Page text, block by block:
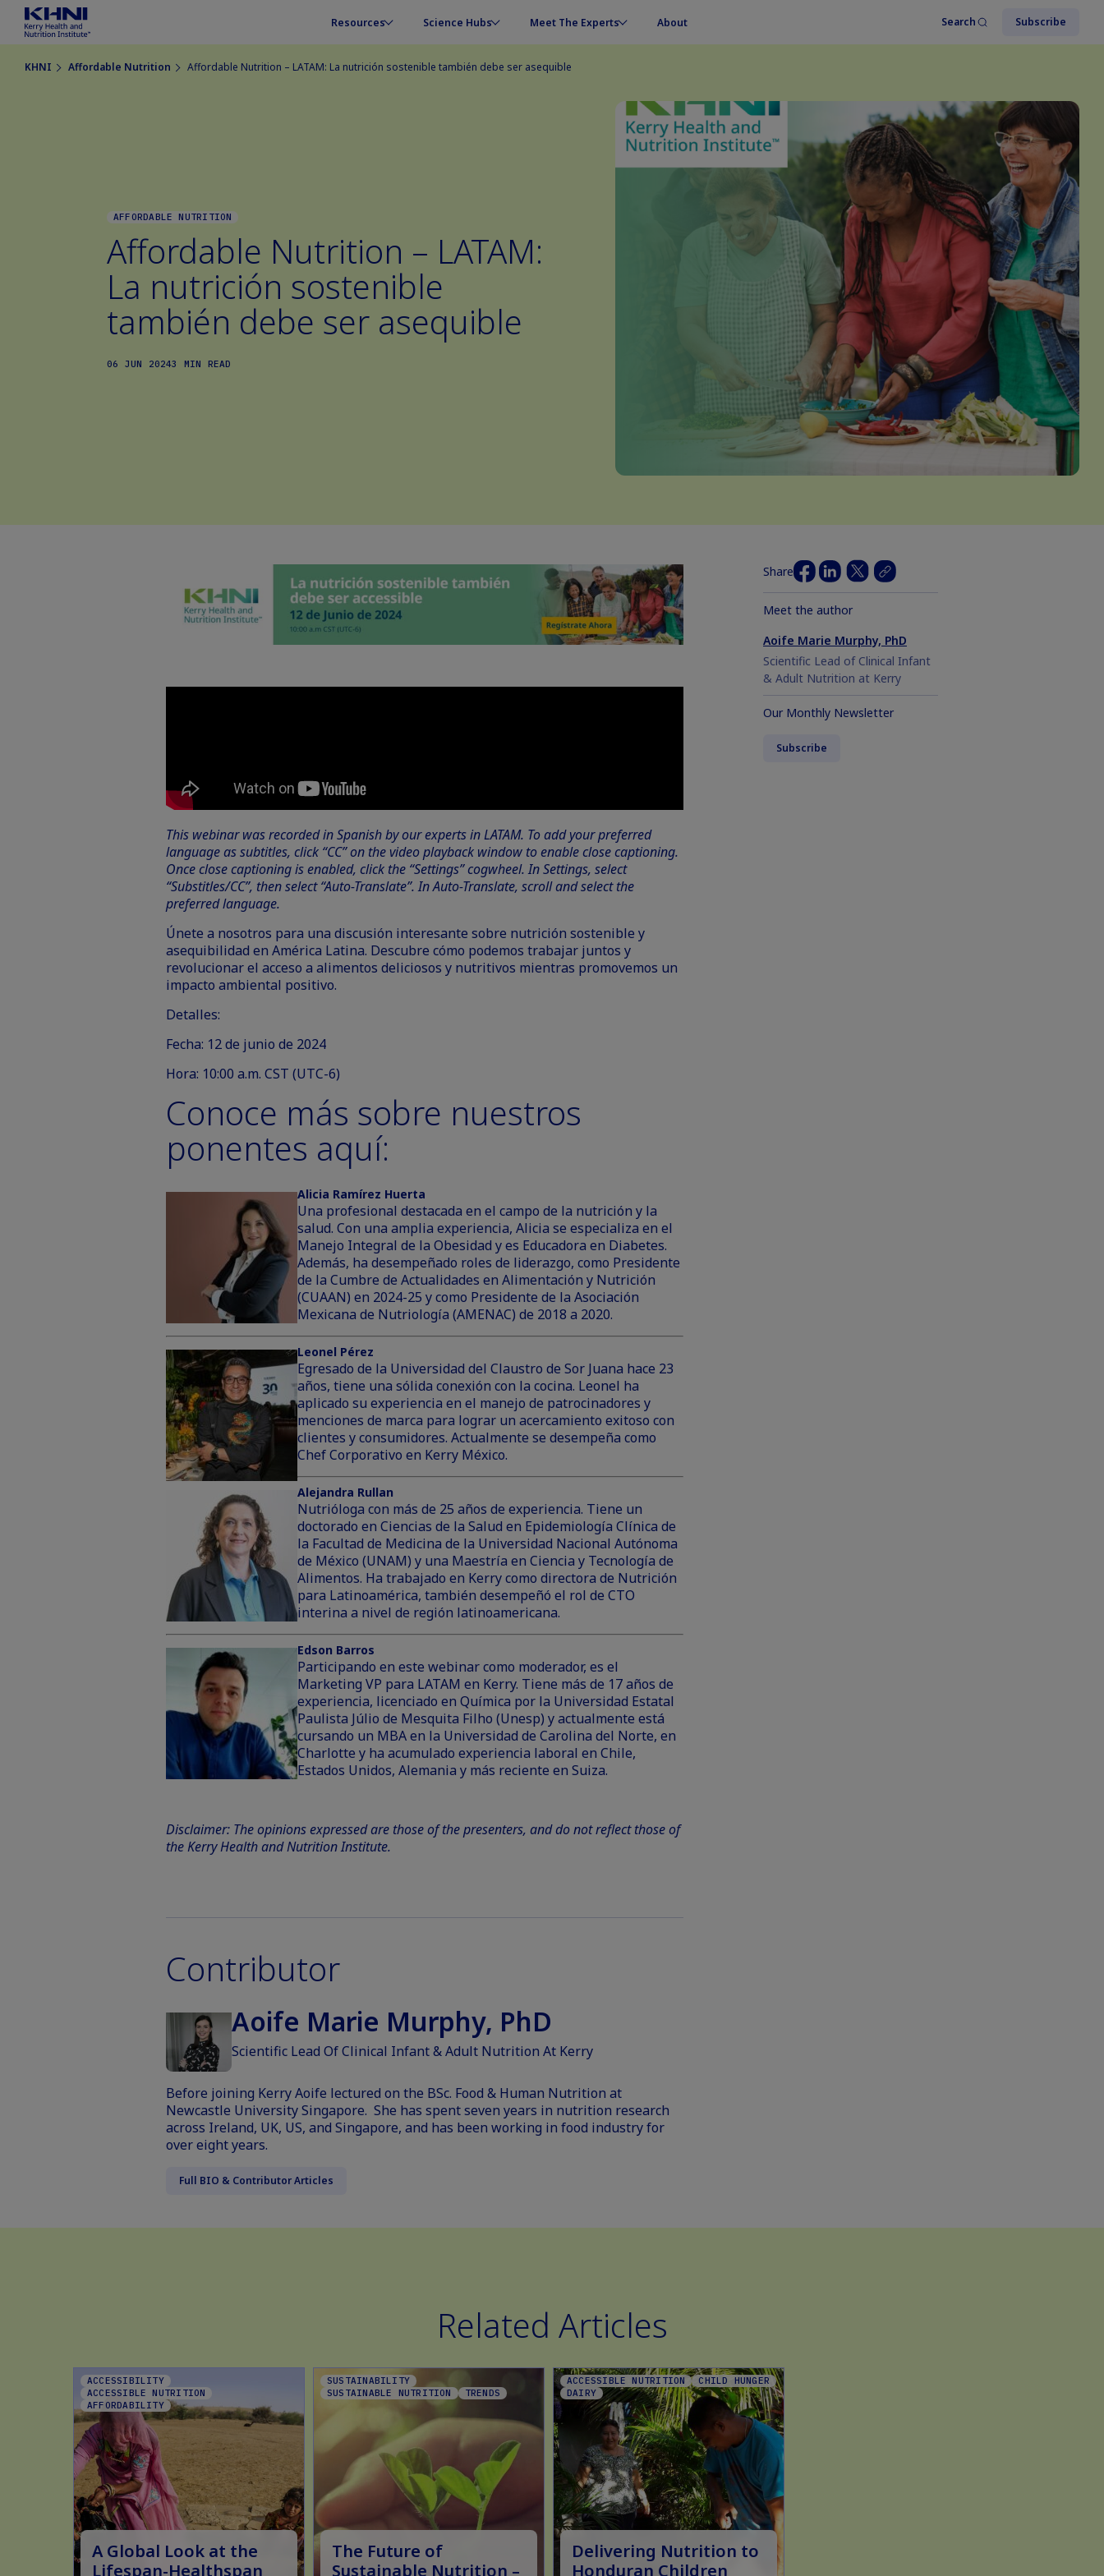
Resources Science Hubs Meet The Experts About Search Subscribe
KHNI Affordable Nutrition Affordable Nutrition – LATAM: La nutrición sostenible también debe ser asequible
AFFORDABLE NUTRITION
Affordable Nutrition – LATAM:
La nutrición sostenible
también debe ser asequible
06 JUN 20243 MIN READ
This webinar was recorded in Spanish by our experts in LATAM. To add your preferred
language as subtitles, click “CC” on the video playback window to enable close captioning.
Once close captioning is enabled, click the “Settings” cogwheel. In Settings, select
“Substitles/CC”, then select “Auto-Translate”. In Auto-Translate, scroll and select the
preferred language.
Únete a nosotros para una discusión interesante sobre nutrición sostenible y
asequibilidad en América Latina. Descubre cómo podemos trabajar juntos y
revolucionar el acceso a alimentos deliciosos y nutritivos mientras promovemos un
impacto ambiental positivo.
Detalles:
Fecha: 12 de junio de 2024
Hora: 10:00 a.m. CST (UTC-6)
Conoce más sobre nuestros
ponentes aquí:
Alicia Ramírez Huerta
Una profesional destacada en el campo de la nutrición y la
salud. Con una amplia experiencia, Alicia se especializa en el
Manejo Integral de la Obesidad y es Educadora en Diabetes.
Además, ha desempeñado roles de liderazgo, como Presidente
de la Cumbre de Actualidades en Alimentación y Nutrición
(CUAAN) en 2024-25 y como Presidente de la Asociación
Mexicana de Nutriología (AMENAC) de 2018 a 2020.
Leonel Pérez
Egresado de la Universidad del Claustro de Sor Juana hace 23
años, tiene una sólida conexión con la cocina. Leonel ha
aplicado su experiencia en el manejo de patrocinadores y
menciones de marca para lograr un acercamiento exitoso con
clientes y consumidores. Actualmente se desempeña como
Chef Corporativo en Kerry México.
Alejandra Rullan
Nutrióloga con más de 25 años de experiencia. Tiene un
doctorado en Ciencias de la Salud en Epidemiología Clínica de
la Facultad de Medicina de la Universidad Nacional Autónoma
de México (UNAM) y una Maestría en Ciencia y Tecnología de
Alimentos. Ha trabajado en Kerry como directora de Nutrición
para Latinoamérica, también desempeñó el rol de CTO
interina a nivel de región latinoamericana.
Edson Barros
Participando en este webinar como moderador, es el
Marketing VP para LATAM en Kerry. Tiene más de 17 años de
experiencia, licenciado en Química por la Universidad Estatal
Paulista Júlio de Mesquita Filho (Unesp) y actualmente está
cursando un MBA en la Universidad de Carolina del Norte, en
Charlotte y ha acumulado experiencia laboral en Chile,
Estados Unidos, Alemania y más reciente en Suiza.
Disclaimer: The opinions expressed are those of the presenters, and do not reflect those of
the Kerry Health and Nutrition Institute.
Contributor
Aoife Marie Murphy, PhD
Scientific Lead Of Clinical Infant & Adult Nutrition At Kerry
Before joining Kerry Aoife lectured on the BSc. Food & Human Nutrition at
Newcastle University Singapore. She has spent seven years in nutrition research
across Ireland, UK, US, and Singapore, and has been working in food industry for
over eight years.
Full BIO & Contributor Articles
Share
Meet the author
Aoife Marie Murphy, PhD
Scientific Lead of Clinical Infant
& Adult Nutrition at Kerry
Our Monthly Newsletter
Subscribe
Related Articles
ACCESSIBILITY
ACCESSIBLE NUTRITION
AFFORDABILITY
A Global Look at the
Lifespan-Healthspan
SUSTAINABILITY
SUSTAINABLE NUTRITION
TRENDS
The Future of
Sustainable Nutrition –
ACCESSIBLE NUTRITION
CHILD HUNGER
DAIRY
Delivering Nutrition to
Honduran Children